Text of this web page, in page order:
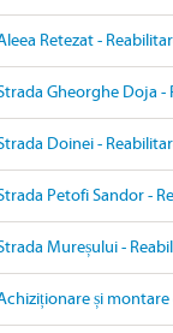
Retezat -
Gheorghe Doja
Doinei -
Petofi Sandor -
Mureșului -
și